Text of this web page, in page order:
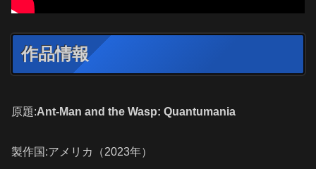
作品情報
原題:Ant-Man and the Wasp: Quantumania
製作国:アメリカ（2023年）